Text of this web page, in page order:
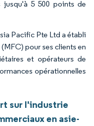
jusqu'à 5 500 points de
Pacific Pte Ltd a établi
pour ses clients en
et opérateurs de
opérationnelles
sur l'industrie
en asie-